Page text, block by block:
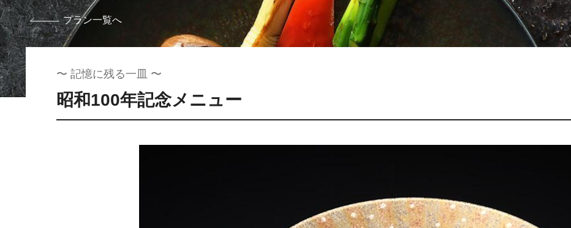
プラン一覧へ
〜 記憶に残る一皿 〜
昭和100年記念メニュー